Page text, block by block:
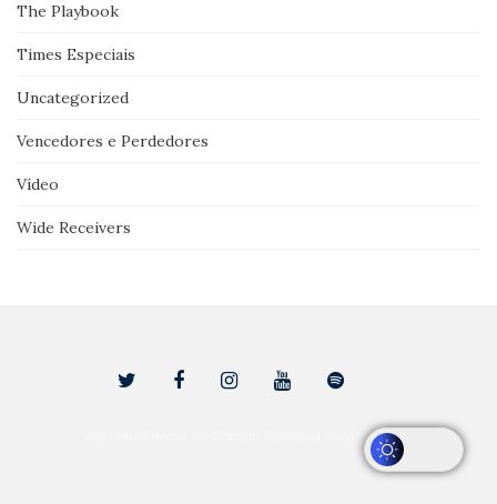
The Playbook
Times Especiais
Uncategorized
Vencedores e Perdedores
Vídeo
Wide Receivers
WordPress